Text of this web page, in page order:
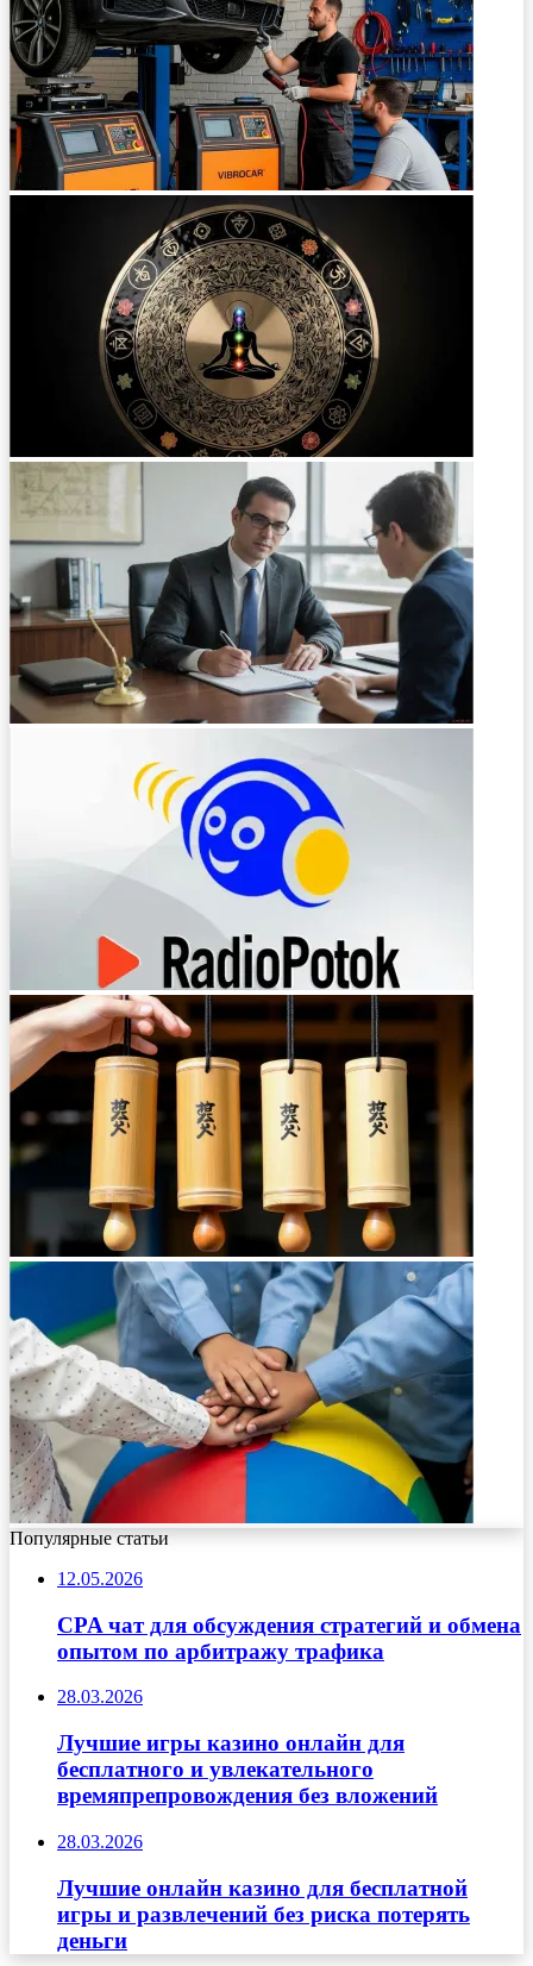
Популярные статьи
12.05.2026
CPA чат для обсуждения стратегий и обмена
опытом по арбитражу трафика
28.03.2026
Лучшие игры казино онлайн для
бесплатного и увлекательного
времяпрепровождения без вложений
28.03.2026
Лучшие онлайн казино для бесплатной
игры и развлечений без риска потерять
деньги